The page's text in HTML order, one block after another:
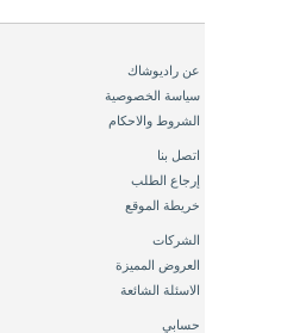
عن راديوشاك
سياسة الخصوصية
الشروط والاحكام
اتصل بنا
إرجاع الطلب
خريطة الموقع
الشركات
العروض المميزة
الاسئلة الشائعة
حسابي